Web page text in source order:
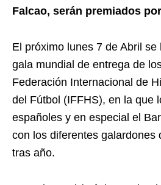
Falcao, serán premiados
El próximo lunes 7 de Abril
gala mundial de entrega de
Federación Internacional de
del Fútbol (IFFHS), en la que
españoles y en especial el
con los diferentes galardones
tras año.